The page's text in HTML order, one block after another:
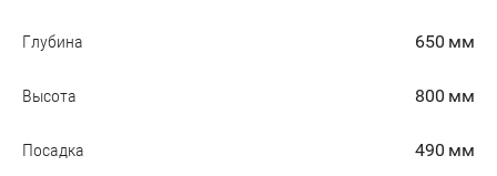
Глубина 650 мм
Высота 800 мм
Посадка 490 мм